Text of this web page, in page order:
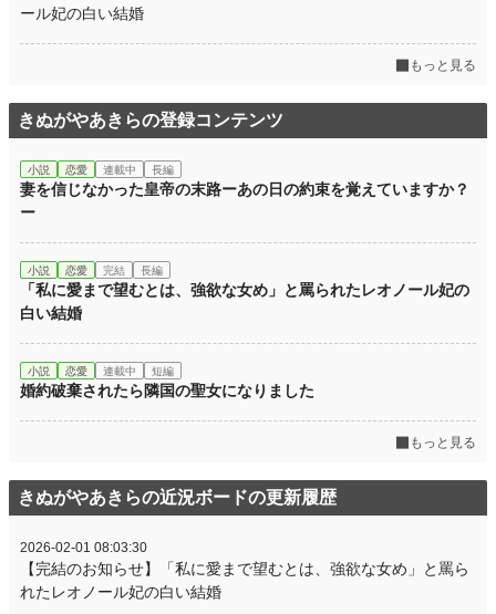
ール妃の白い結婚
もっと見る
きぬがやあきらの登録コンテンツ
小説 恋愛 連載中 長編
妻を信じなかった皇帝の末路ーあの日の約束を覚えていますか？
ー
小説 恋愛 完結 長編
「私に愛まで望むとは、強欲な女め」と罵られたレオノール妃の
白い結婚
小説 恋愛 連載中 短編
婚約破棄されたら隣国の聖女になりました
もっと見る
きぬがやあきらの近況ボードの更新履歴
2026-02-01 08:03:30
【完結のお知らせ】「私に愛まで望むとは、強欲な女め」と罵ら
れたレオノール妃の白い結婚